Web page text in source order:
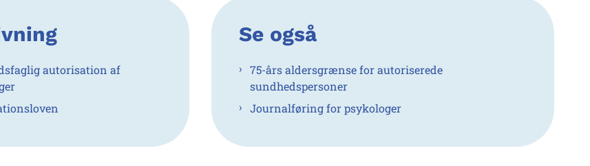
autorisation af
Se også
75-års aldersgrænse for autoriserede
sundhedspersoner
Journalføring for psykologer